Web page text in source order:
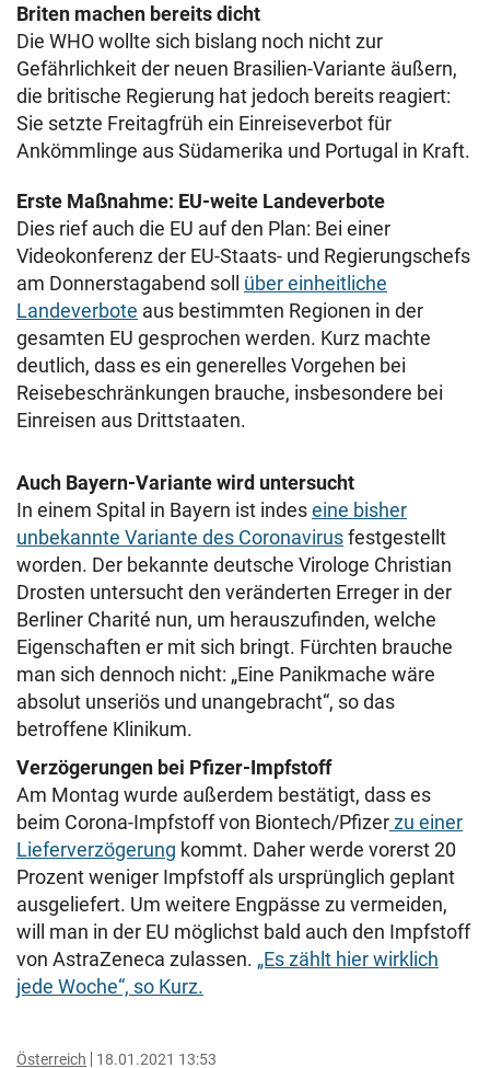
Briten machen bereits dicht
Die WHO wollte sich bislang noch nicht zur
Gefährlichkeit der neuen Brasilien-Variante äußern,
die britische Regierung hat jedoch bereits reagiert:
Sie setzte Freitagfrüh ein Einreiseverbot für
Ankömmlinge aus Südamerika und Portugal in Kraft.
Erste Maßnahme: EU-weite Landeverbote
Dies rief auch die EU auf den Plan: Bei einer
Videokonferenz der EU-Staats- und Regierungschefs
am Donnerstagabend soll über einheitliche
Landeverbote aus bestimmten Regionen in der
gesamten EU gesprochen werden. Kurz machte
deutlich, dass es ein generelles Vorgehen bei
Reisebeschränkungen brauche, insbesondere bei
Einreisen aus Drittstaaten.
Auch Bayern-Variante wird untersucht
In einem Spital in Bayern ist indeseine bisher
unbekannte Variante des Coronavirusfestgestellt
worden. Der bekannte deutsche Virologe Christian
Drosten untersucht den veränderten Erreger in der
Berliner Charité nun, um herauszufinden, welche
Eigenschaften er mit sich bringt. Fürchten brauche
man sich dennoch nicht: „Eine Panikmache wäre
absolut unseriös und unangebracht“, so das
betroffene Klinikum.
Verzögerungen bei Pfizer-Impfstoff
Am Montag wurde außerdem bestätigt, dass es
beim Corona-Impfstoff von Biontech/Pfizerzu einer
Lieferverzögerung kommt. Daher werde vorerst 20
Prozent weniger Impfstoff als ursprünglich geplant
ausgeliefert. Um weitere Engpässe zu vermeiden,
will man in der EU möglichst bald auch den Impfstoff
von AstraZeneca zulassen. „Es zählt hier wirklich
jede Woche“, so Kurz.
Österreich 18.01.2021 13:53